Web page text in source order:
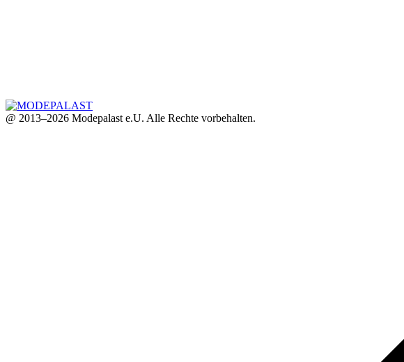
@ 2013–2026 Modepalast e.U. Alle Rechte vorbehalten.